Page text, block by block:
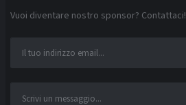
Vuoi diventare nostro sponsor? Contattaci!